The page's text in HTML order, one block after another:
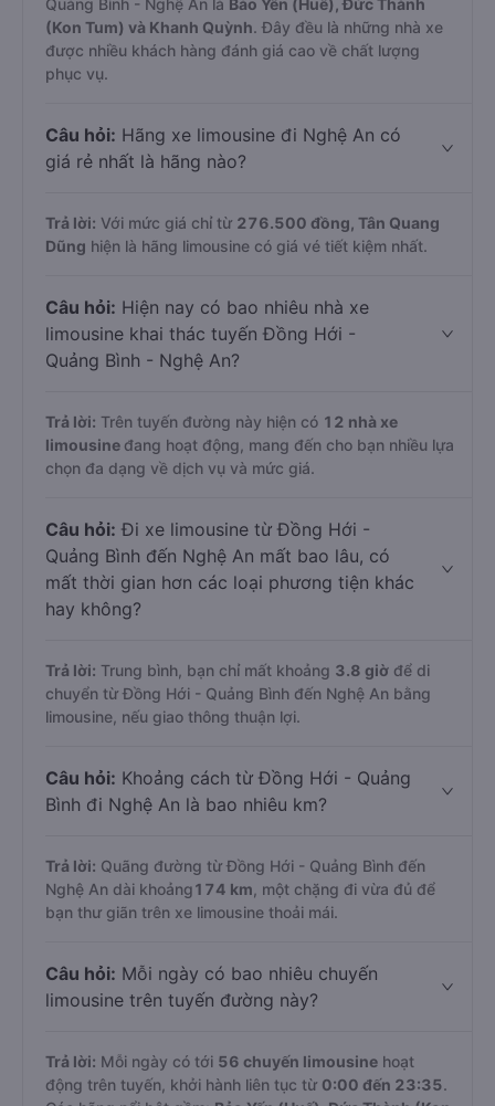
Quảng Bình - Nghệ An là Bảo Yến (Huế), Đức Thành
(Kon Tum) và Khanh Quỳnh. Đây đều là những nhà xe
được nhiều khách hàng đánh giá cao về chất lượng
phục vụ.
Câu hỏi: Hãng xe limousine đi Nghệ An có
giá rẻ nhất là hãng nào?
Trả lời: Với mức giá chỉ từ 276.500 đồng, Tân Quang
Dũng hiện là hãng limousine có giá vé tiết kiệm nhất.
Câu hỏi: Hiện nay có bao nhiêu nhà xe
limousine khai thác tuyến Đồng Hới -
Quảng Bình - Nghệ An?
Trả lời: Trên tuyến đường này hiện có 12 nhà xe
limousine đang hoạt động, mang đến cho bạn nhiều lựa
chọn đa dạng về dịch vụ và mức giá.
Câu hỏi: Đi xe limousine từ Đồng Hới -
Quảng Bình đến Nghệ An mất bao lâu, có
mất thời gian hơn các loại phương tiện khác
hay không?
Trả lời: Trung bình, bạn chỉ mất khoảng 3.8 giờ để di
chuyển từ Đồng Hới - Quảng Bình đến Nghệ An bằng
limousine, nếu giao thông thuận lợi.
Câu hỏi: Khoảng cách từ Đồng Hới - Quảng
Bình đi Nghệ An là bao nhiêu km?
Trả lời: Quãng đường từ Đồng Hới - Quảng Bình đến
Nghệ An dài khoảng174 km , một chặng đi vừa đủ để
bạn thư giãn trên xe limousine thoải mái.
Câu hỏi: Mỗi ngày có bao nhiêu chuyến
limousine trên tuyến đường này?
Trả lời: Mỗi ngày có tới 56 chuyến limousine hoạt
động trên tuyến, khởi hành liên tục từ 0:00 đến 23:35.